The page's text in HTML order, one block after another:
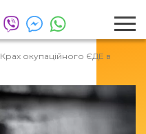
Крах окупаційного ЄДЕ в